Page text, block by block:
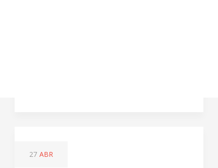
27 ABR